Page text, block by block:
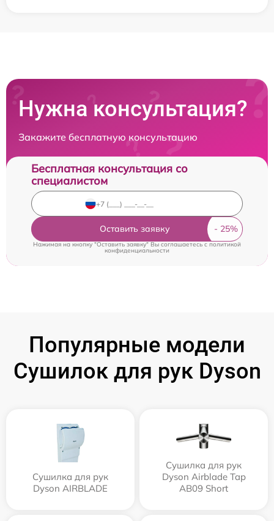
Нужна консультация?
Закажите бесплатную консультацию
Бесплатная консультация со
специалистом
Оставить заявку
Нажимая на кнопку "Оставить заявку" Вы соглашаетесь cполитикой
конфиденциальности
Популярные модели
Сушилок для рук Dyson
Сушилка для рук
Dyson AIRBLADE
Сушилка для рук
Dyson Airblade Tap
AB09 Short